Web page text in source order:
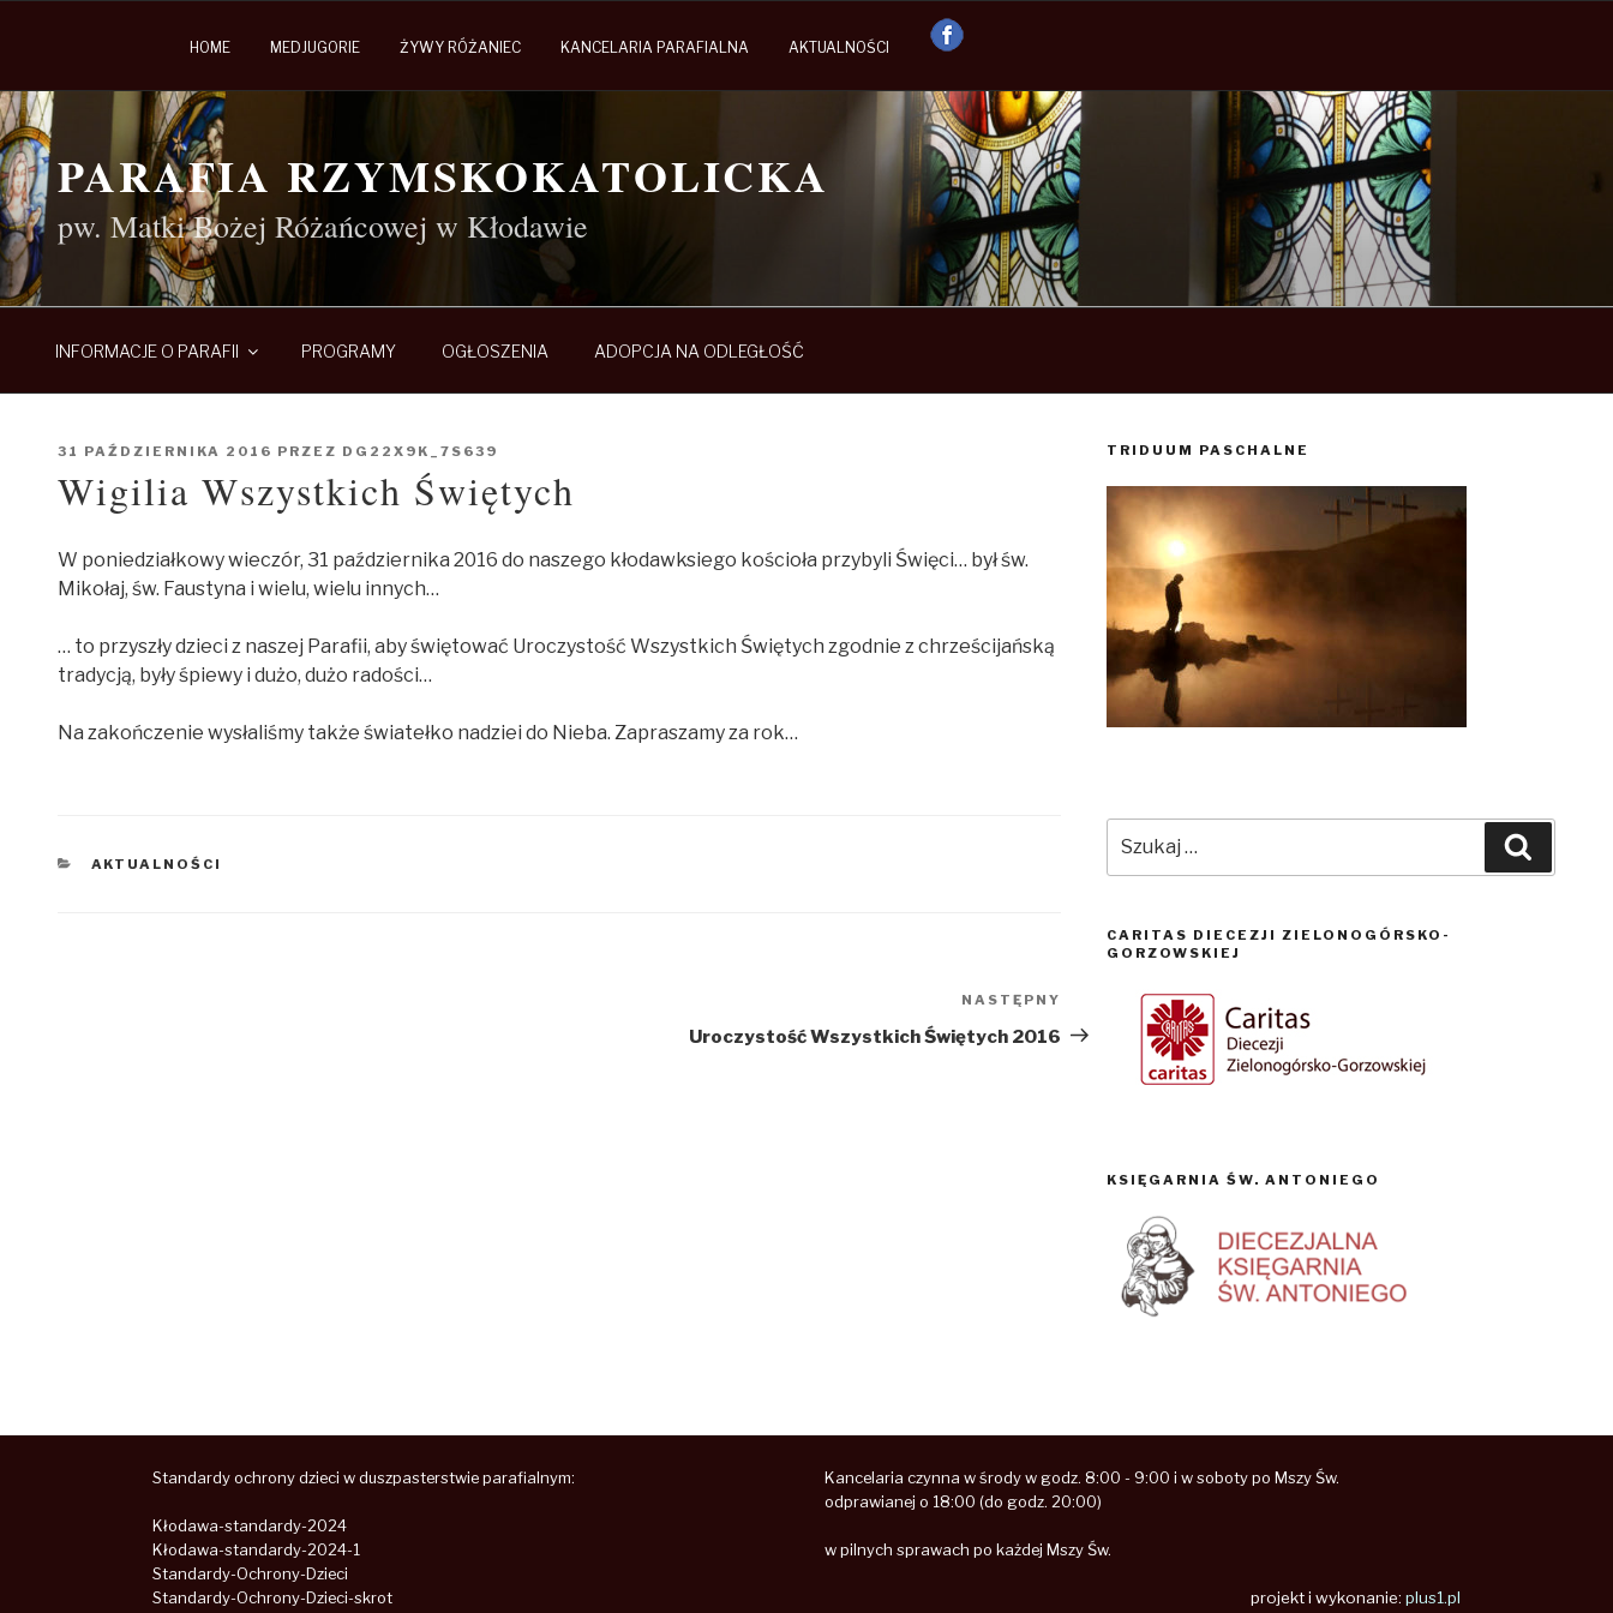
HOME MEDJUGORIE ŻYWY RÓŻANIEC KANCELARIA PARAFIALNA AKTUALNOŚCI
Przejdź
do
treści PARAFIA RZYMSKOKATOLICKA
pw. Matki Bożej Różańcowej w Kłodawie
INFORMACJE O PARAFII PROGRAMY OGŁOSZENIA ADOPCJA NA ODLEGŁOŚĆ
OPUBLIKOWANE
31 PAŹDZIERNIKA 2016 PRZEZ DG22X9K_7S639
Wigilia Wszystkich Świętych
W poniedziałkowy wieczór, 31 października 2016 do naszego kłodawksiego kościoła przybyli Święci… był św.
Mikołaj, św. Faustyna i wielu, wielu innych…
… to przyszły dzieci z naszej Parafii, aby świętować Uroczystość Wszystkich Świętych zgodnie z chrześcijańską
tradycją, były śpiewy i dużo, dużo radości…
Na zakończenie wysłaliśmy także światełko nadziei do Nieba. Zapraszamy za rok…
KATEGORIE
AKTUALNOŚCI
Następny
wpis
NASTĘPNY
Uroczystość Wszystkich Świętych 2016
TRIDUUM PASCHALNE
CARITAS DIECEZJI ZIELONOGÓRSKO-
GORZOWSKIEJ
KSIĘGARNIA ŚW. ANTONIEGO
Standardy ochrony dzieci w duszpasterstwie parafialnym:
Kłodawa-standardy-2024
Kłodawa-standardy-2024-1
Standardy-Ochrony-Dzieci
Standardy-Ochrony-Dzieci-skrot
Kancelaria czynna w środy w godz. 8:00 - 9:00 i w soboty po Mszy Św.
odprawianej o 18:00 (do godz. 20:00)
w pilnych sprawach po każdej Mszy Św.
projekt i wykonanie: plus1.pl